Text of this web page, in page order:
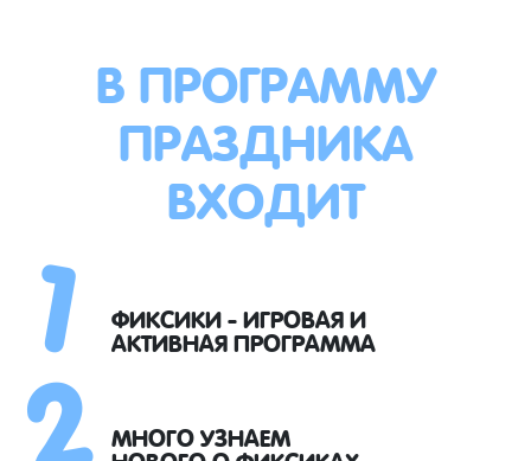
В ПРОГРАММУ
ПРАЗДНИКА
ВХОДИТ
ФИКСИКИ - ИГРОВАЯ И
АКТИВНАЯ ПРОГРАММА
МНОГО УЗНАЕМ